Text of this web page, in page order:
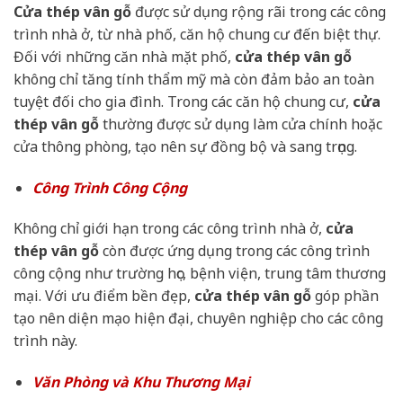
Cửa thép vân gỗ được sử dụng rộng rãi trong các công
trình nhà ở, từ nhà phố, căn hộ chung cư đến biệt thự.
Đối với những căn nhà mặt phố, cửa thép vân gỗ
không chỉ tăng tính thẩm mỹ mà còn đảm bảo an toàn
tuyệt đối cho gia đình. Trong các căn hộ chung cư, cửa
thép vân gỗthường được sử dụng làm cửa chính hoặc
cửa thông phòng, tạo nên sự đồng bộ và sang trọng.
Công Trình Công Cộng
Không chỉ giới hạn trong các công trình nhà ở, cửa
thép vân gỗcòn được ứng dụng trong các công trình
công cộng như trường học, bệnh viện, trung tâm thương
mại. Với ưu điểm bền đẹp, cửa thép vân gỗgóp phần
tạo nên diện mạo hiện đại, chuyên nghiệp cho các công
trình này.
Văn Phòng và Khu Thương Mại